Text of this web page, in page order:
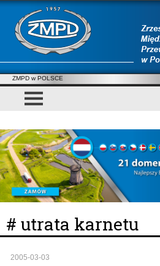
ZMPD w POLSCE
# utrata karnetu
2005-03-03